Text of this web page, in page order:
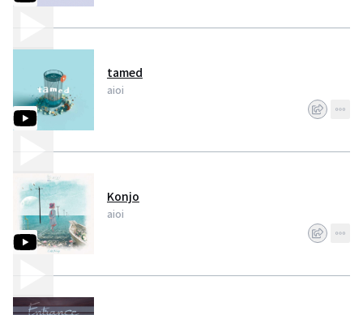
tamed
aioi
Konjo
aioi